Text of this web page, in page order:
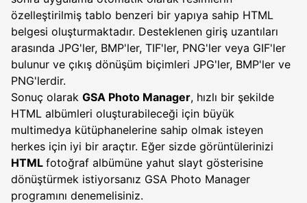
özelleştirilmiş tablo benzeri bir yapıya sahip HTML
belgesi oluşturmaktadır. Desteklenen giriş uzantıları
arasında JPG'ler, BMP'ler, TIF'ler, PNG'ler veya GIF'ler
bulunur ve çıkış dönüşüm biçimleri JPG'ler, BMP'ler ve
PNG'lerdir.
Sonuç olarak GSA Photo Manager, hızlı bir şekilde
HTML albümleri oluşturabileceği için büyük
multimedya kütüphanelerine sahip olmak isteyen
herkes için iyi bir araçtır. Eğer sizde görüntülerinizi
HTML fotoğraf albümüne yahut slayt gösterisine
dönüştürmek istiyorsanız GSA Photo Manager
programını denemelisiniz.